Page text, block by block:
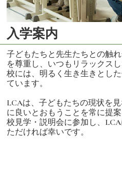
入学案内
子どもたちと先生たちとの触
を尊重し、いつもリラックス
校には、明るく生き生きとし
ています。
LCAは、子どもたちの現状を
に良いとおもうことを常に提
校見学・説明会に参加し、
ただければ幸いです。